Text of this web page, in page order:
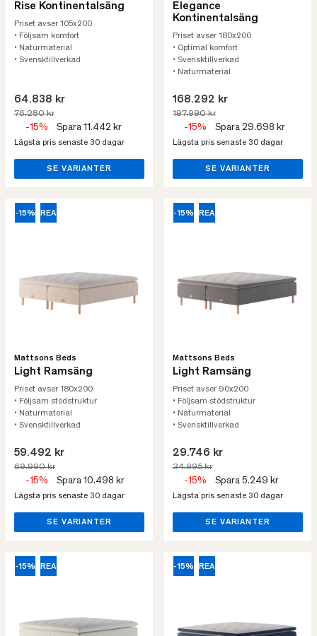
Rise Kontinentalsäng
Priset avser 105x200
• Följsam komfort
• Naturmaterial
• Svensktillverkad
64.838 kr
76.280 kr
-15% Spara 11.442 kr
Lägsta pris senaste 30 dagar
SE VARIANTER
Elegance
Kontinentalsäng
Priset avser 180x200
• Optimal komfort
• Svensktillverkad
• Naturmaterial
168.292 kr
197.990 kr
-15% Spara 29.698 kr
Lägsta pris senaste 30 dagar
SE VARIANTER
-15% REA
Mattsons Beds
Light Ramsäng
Priset avser 180x200
• Följsam stödstruktur
• Naturmaterial
• Svensktillverkad
59.492 kr
69.990 kr
-15% Spara 10.498 kr
Lägsta pris senaste 30 dagar
SE VARIANTER
-15% REA
Mattsons Beds
Light Ramsäng
Priset avser 90x200
• Följsam stödstruktur
• Naturmaterial
• Svensktillverkad
29.746 kr
34.995 kr
-15% Spara 5.249 kr
Lägsta pris senaste 30 dagar
SE VARIANTER
-15% REA -15% REA